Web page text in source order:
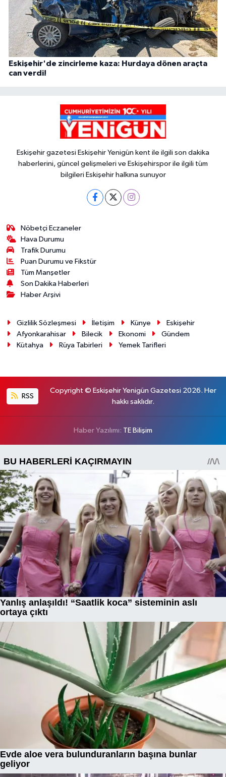
Eskişehir'de zincirleme kaza: Hurdaya dönen araçta
can verdi!
Eskişehir gazetesi Eskişehir Yenigün kent ile ilgili son dakika
haberlerini, güncel gelişmeleri ve Eskişehirspor ile ilgili tüm
bilgileri Eskişehir halkına sunuyor
Nöbetçi Eczaneler
Hava Durumu
Trafik Durumu
Puan Durumu ve Fikstür
Tüm Manşetler
Son Dakika Haberleri
Haber Arşivi
Gizlilik Sözleşmesi İletişim Künye
Eskişehir
Afyonkarahisar
Bilecik Ekonomi
Gündem
Kütahya
Rüya Tabirleri Yemek Tarifleri
RSS
Copyright © Eskişehir Yenigün Gazetesi 2026. Her
hakkı saklıdır.
Haber Yazılımı: TE Bilişim